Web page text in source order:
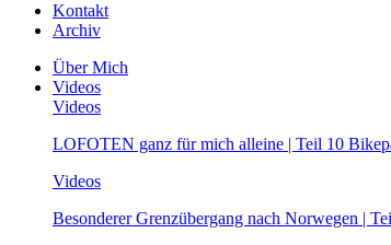
Kontakt
Archiv
Über Mich
Videos
Videos
LOFOTEN ganz für mich alleine | Teil 10
Videos
Besonderer Grenzübergang nach Norwegen |